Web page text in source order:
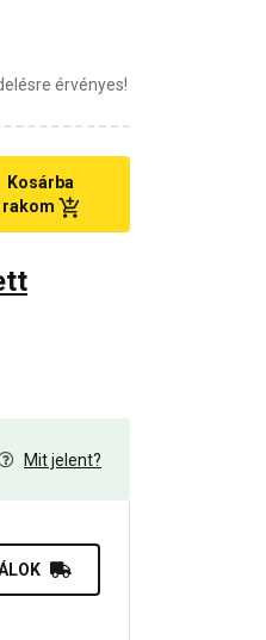
érvényes!
Kosárba
rakom
Mit jelent?